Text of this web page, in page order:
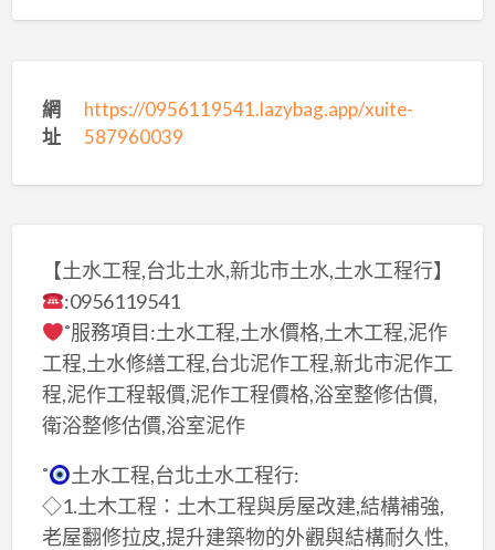
網
址
https://0956119541.lazybag.app/xuite-
587960039
【土水工程,台北土水,新北市土水,土水工程行】
:0956119541
˚服務項目:土水工程,土水價格,土木工程,泥作
工程,土水修繕工程,台北泥作工程,新北市泥作工
程,泥作工程報價,泥作工程價格,浴室整修估價,
衛浴整修估價,浴室泥作
˚
土水工程,台北土水工程行:
◇1.土木工程：土木工程與房屋改建,結構補強,
老屋翻修拉皮,提升建築物的外觀與結構耐久性,